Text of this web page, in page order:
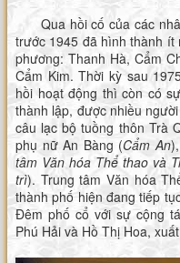
Qua hồi cố của các
trước 1945 đã hình thành ít
phương: Thanh Hà, Cẩm
Cẩm Kim. Thời kỳ sau
hồi hoạt động thì còn có
thành lập, được nhiều
câu lạc bộ tuồng thôn Trà
phụ nữ An Bàng (Cẩm An
tâm Văn hóa Thể thao và
trì). Trung tâm Văn hóa
thành phố hiện đang tiếp
Đêm phố cổ với sự cộng
Phú Hải và Hồ Thị Hoa,